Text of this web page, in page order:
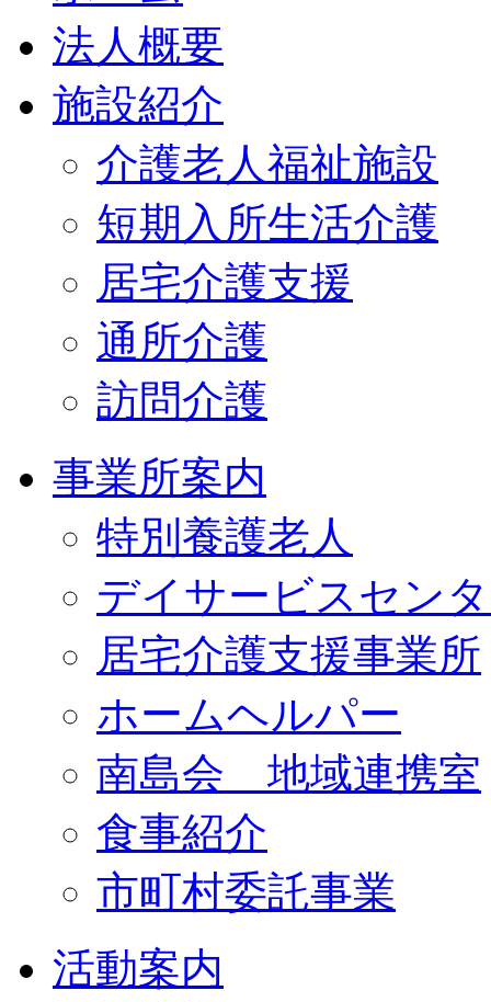
法人概要
施設紹介
介護老人福祉施設
短期入所生活介護
居宅介護支援
通所介護
訪問介護
事業所案内
特別養護老人
デイサービスセン
居宅介護支援事業所
ホームヘルパー
南島会 地域連携室
食事紹介
市町村委託事業
活動案内